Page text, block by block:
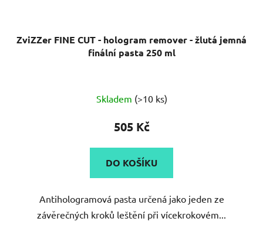
ZviZZer FINE CUT - hologram remover - žlutá jemná
finální pasta 250 ml
hodnocení
produktu
z
hvězdiček.
Skladem (>10 ks)
505 Kč
DO KOŠÍKU
Antihologramová pasta určená jako jeden ze
závěrečných kroků leštění při vícekrokovém...